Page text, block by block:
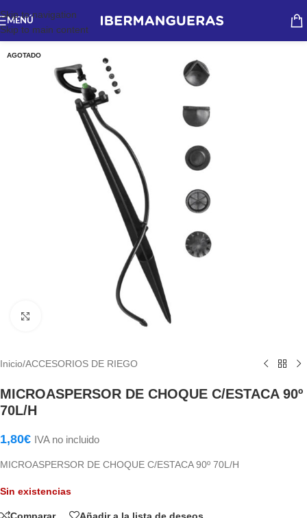
Skip to navigation
Skip to main content
MENÚ
AGOTADO
Haga Click para agrandar
Inicio/ACCESORIOS DE RIEGO
MICROASPERSOR DE CHOQUE C/ESTACA 90º
70L/H
1,80€ IVA no incluido
MICROASPERSOR DE CHOQUE C/ESTACA 90º 70L/H
Sin existencias
Comparar Añadir a la lista de deseos